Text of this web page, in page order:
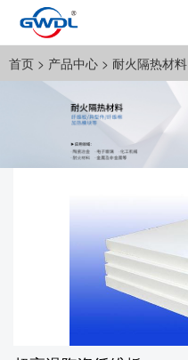
首页 > 产品中心 > 耐火隔热材料